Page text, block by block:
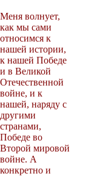
Меня волнует,
как мы сами
относимся к
нашей истории,
к нашей Победе
и в Великой
Отечественной
войне, и к
нашей, наряду с
другими
странами,
Победе во
Второй мировой
войне. А
конкретно и